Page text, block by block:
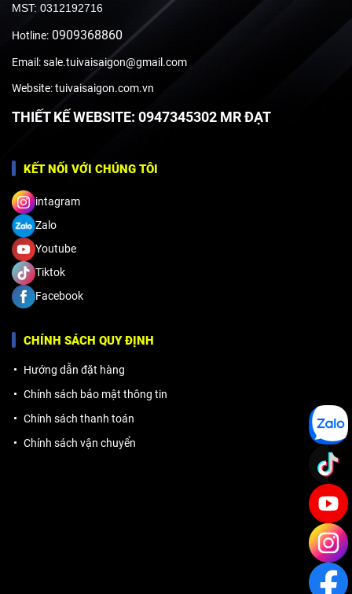
MST: 0312192716
Hotline: 0909368860
Email: sale.tuivaisaigon@gmail.com
Website: tuivaisaigon.com.vn
THIẾT KẾ WEBSITE: 0947345302 MR ĐẠT
KẾT NỐI VỚI CHÚNG TÔI
intagram
Zalo
Youtube
Tiktok
Facebook
CHÍNH SÁCH QUY ĐỊNH
Hướng dẫn đặt hàng
Chính sách bảo mật thông tin
Chính sách thanh toán
Chính sách vận chuyển